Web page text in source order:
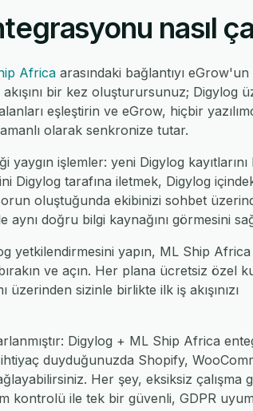
nasıl
Africa arasındaki bağlantıyı eGrow'un
bir kez oluşturursunuz; Digylog
eşleştirin ve eGrow, hiçbir
olarak senkronize tutar.
işlemler: yeni Digylog kayıtlarını
tarafına iletmek, Digylog
oluştuğunda ekibinizi sohbet
doğru bilgi kaynağını görmesini
yetkilendirmesini yapın, ML Ship Africa
ve açın. Her plana ücretsiz özel
sizinle birlikte ilk iş akışınızı
Digylog + ML Ship Africa
duyduğunuzda Shopify,
Her şey, eksiksiz çalışma
kontrolü ile tek bir güvenli, GDPR